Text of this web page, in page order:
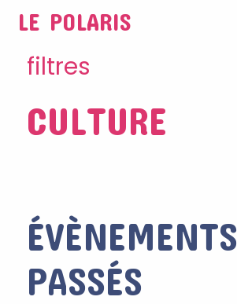
LE POLARIS
filtres
CULTURE
ÉVÈNEMENTS
PASSÉS